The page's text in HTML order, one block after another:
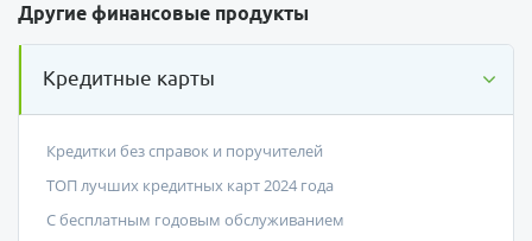
Другие финансовые продукты
Кредитные карты
Кредитки без справок и поручителей
ТОП лучших кредитных карт 2024 года
С бесплатным годовым обслуживанием